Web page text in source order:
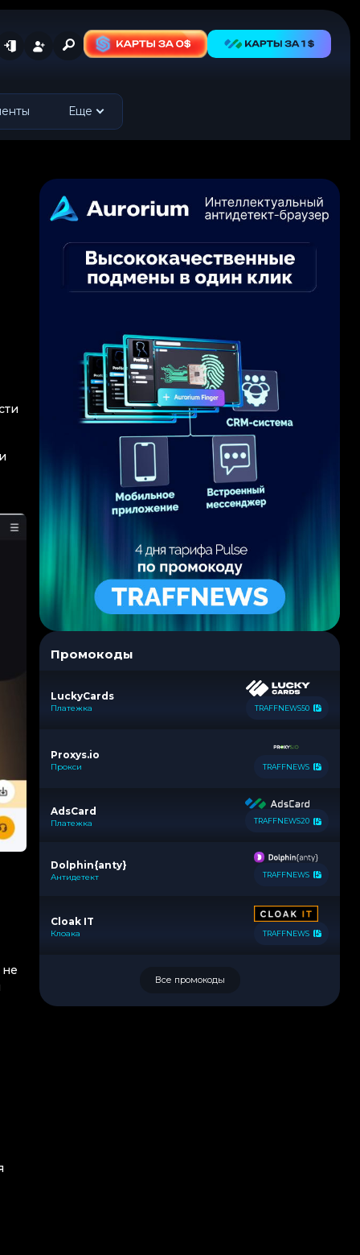
Еще
не
Промокоды
LuckyCards
Платежка TRAFFNEWS50
Proxys.io
Прокси TRAFFNEWS
AdsCard
Платежка TRAFFNEWS20
Dolphin{anty}
Антидетект TRAFFNEWS
Cloak IT
Клоака TRAFFNEWS
Все промокоды